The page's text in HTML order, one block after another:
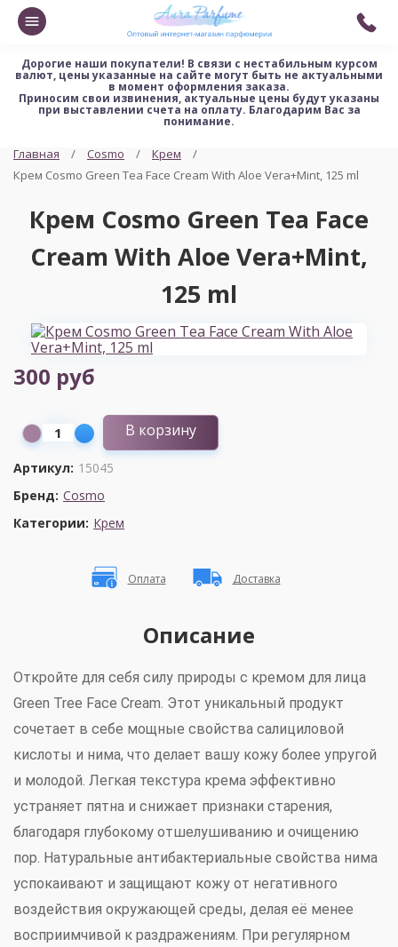
Дорогие наши покупатели! В связи с нестабильным курсом
валют, цены указанные на сайте могут быть не актуальными
в момент оформления заказа.
Приносим свои извинения, актуальные цены будут указаны
при выставлении счета на оплату. Благодарим Вас за
понимание.
Главная Cosmo
Крем
Крем Cosmo Green Tea Face Cream With Aloe Vera+Mint, 125 ml
Крем Cosmo Green Tea Face
Cream With Aloe Vera+Mint,
125 ml
300 руб
Артикул: 15045
Бренд: Cosmo
Категории: Крем
Оплата Доставка
Описание
Откройте для себя силу природы с кремом для лица
Green Tree Face Cream. Этот уникальный продукт
сочетает в себе мощные свойства салициловой
кислоты и нима, что делает вашу кожу более упругой
и молодой. Легкая текстура крема эффективно
устраняет пятна и снижает признаки старения,
благодаря глубокому отшелушиванию и очищению
пор. Натуральные антибактериальные свойства нима
успокаивают и защищают кожу от негативного
воздействия окружающей среды, делая её менее
восприимчивой к раздражениям. При регулярном